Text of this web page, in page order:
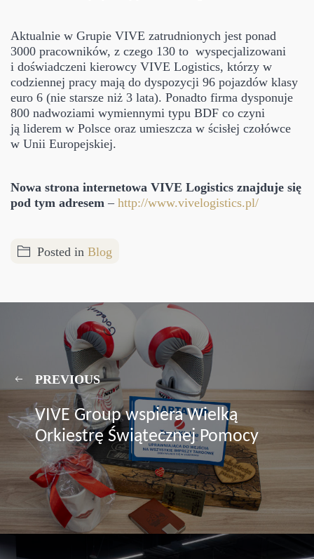
Aktualnie w Grupie VIVE zatrudnionych jest ponad
3000 pracowników, z czego 130 to wyspecjalizowani
i doświadczeni kierowcy VIVE Logistics, którzy w
codziennej pracy mają do dyspozycji 96 pojazdów klasy
euro 6 (nie starsze niż 3 lata). Ponadto firma dysponuje
800 nadwoziami wymiennymi typu BDF co czyni
ją liderem w Polsce oraz umieszcza w ścisłej czołówce
w Unii Europejskiej.
Nowa strona internetowa VIVE Logistics znajduje się
pod tym adresem – http://www.vivelogistics.pl/
Posted in Blog
PREVIOUS
VIVE Group wspiera Wielką
Orkiestrę Świątecznej Pomocy